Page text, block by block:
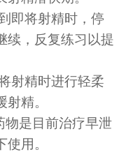
即将射精时，停
续，反复练习以提
射精时进行轻柔
精。
物是目前治疗早泄
用。